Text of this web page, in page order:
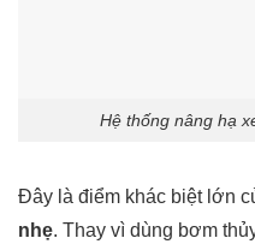
Hệ thống nâng hạ
Đây là điểm khác biệt lớn
nhẹ. Thay vì dùng bơm